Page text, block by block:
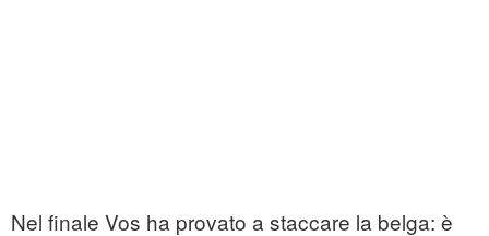
Nel finale Vos ha provato a staccare la belga: è